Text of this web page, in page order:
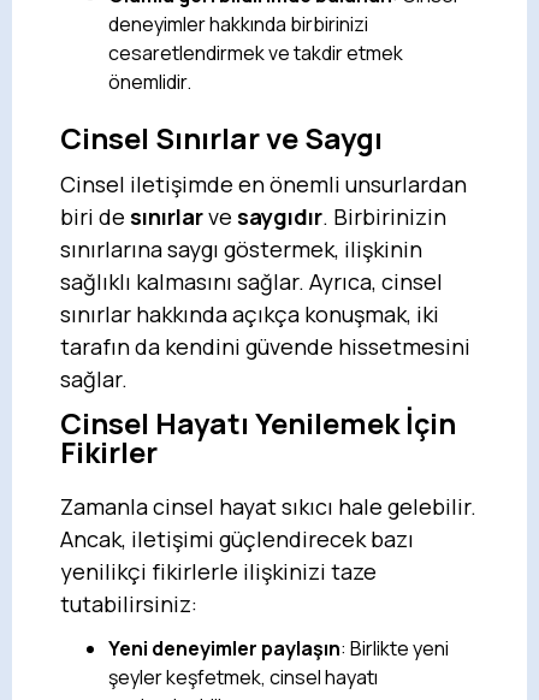
deneyimler hakkında birbirinizi
cesaretlendirmek ve takdir etmek
önemlidir.
Cinsel Sınırlar ve Saygı
Cinsel iletişimde en önemli unsurlardan
biri de sınırlarve saygıdır. Birbirinizin
sınırlarına saygı göstermek, ilişkinin
sağlıklı kalmasını sağlar. Ayrıca, cinsel
sınırlar hakkında açıkça konuşmak, iki
tarafın da kendini güvende hissetmesini
sağlar.
Cinsel Hayatı Yenilemek İçin
Fikirler
Zamanla cinsel hayat sıkıcı hale gelebilir.
Ancak, iletişimi güçlendirecek bazı
yenilikçi fikirlerle ilişkinizi taze
tutabilirsiniz:
Yeni deneyimler paylaşın: Birlikte yeni
şeyler keşfetmek, cinsel hayatı